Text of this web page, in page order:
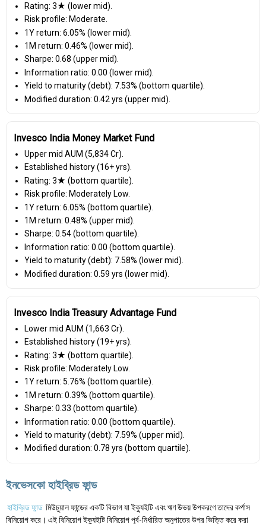
Rating: 3★ (lower mid).
Risk profile: Moderate.
1Y return: 6.05% (lower mid).
1M return: 0.46% (lower mid).
Sharpe: 0.68 (upper mid).
Information ratio: 0.00 (lower mid).
Yield to maturity (debt): 7.53% (bottom quartile).
Modified duration: 0.42 yrs (upper mid).
Invesco India Money Market Fund
Upper mid AUM (₹5,834 Cr).
Established history (16+ yrs).
Rating: 3★ (bottom quartile).
Risk profile: Moderately Low.
1Y return: 6.05% (bottom quartile).
1M return: 0.48% (upper mid).
Sharpe: 0.54 (bottom quartile).
Information ratio: 0.00 (bottom quartile).
Yield to maturity (debt): 7.58% (lower mid).
Modified duration: 0.59 yrs (lower mid).
Invesco India Treasury Advantage Fund
Lower mid AUM (₹1,663 Cr).
Established history (19+ yrs).
Rating: 3★ (bottom quartile).
Risk profile: Moderately Low.
1Y return: 5.76% (bottom quartile).
1M return: 0.39% (bottom quartile).
Sharpe: 0.33 (bottom quartile).
Information ratio: 0.00 (bottom quartile).
Yield to maturity (debt): 7.59% (upper mid).
Modified duration: 0.78 yrs (bottom quartile).
ইনভেসকো হাইব্রিড ফান্ড
হাইব্রিড ফান্ড মিউচুয়াল ফান্ডের একটি বিভাগ যা ইক্যুইটি এবং ঋণ উভয় উপকরণে তাদের কর্পাস
বিনিয়োগ করে। এই বিনিয়োগ ইক্যুইটি বিনিয়োগ পূর্ব-নির্ধারিত অনুপাতের উপর ভিত্তি করে করা